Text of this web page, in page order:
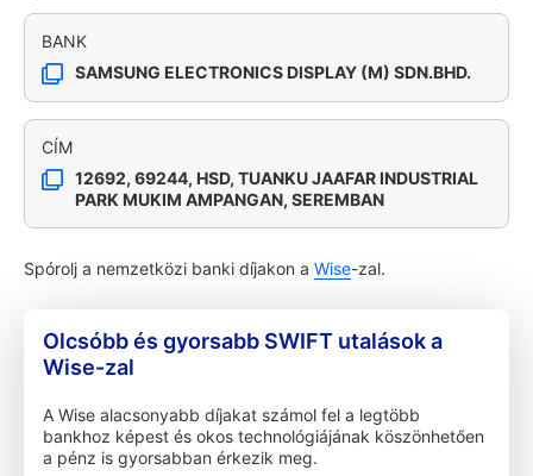
BANK
SAMSUNG ELECTRONICS DISPLAY (M) SDN.BHD.
CÍM
12692, 69244, HSD, TUANKU JAAFAR INDUSTRIAL
PARK MUKIM AMPANGAN, SEREMBAN
Spórolj a nemzetközi banki díjakon a Wise-zal.
Olcsóbb és gyorsabb SWIFT utalások a
Wise-zal
A Wise alacsonyabb díjakat számol fel a legtöbb
bankhoz képest és okos technológiájának köszönhetően
a pénz is gyorsabban érkezik meg.